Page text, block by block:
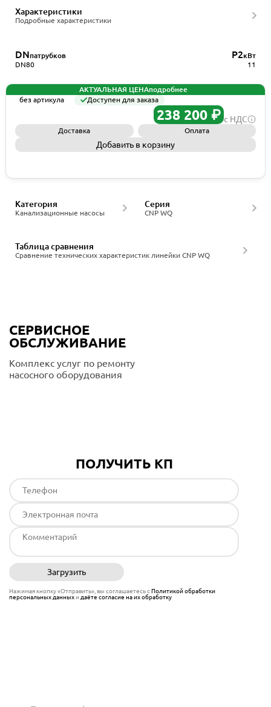
Характеристики
Подробные характеристики
DNпатрубков
DN80
P2кВт
11
АКТУАЛЬНАЯ ЦЕНАподробнее
без артикула
Доступен для заказа
238 200 ₽ с НДС
Доставка Оплата
Добавить в корзину
Канализационные насосы
Категория
CNP WQ
Серия
Сравнение технических характеристик линейки CNP WQ
Таблица сравнения
СЕРВИСНОЕ
ОБСЛУЖИВАНИЕ
Комплекс услуг по ремонту
насосного оборудования
ПОЛУЧИТЬ КП
Загрузить
Нажимая кнопку «Отправить», вы соглашаетесь сПолитикой обработки
персональных данныхи даёте согласие на их обработку